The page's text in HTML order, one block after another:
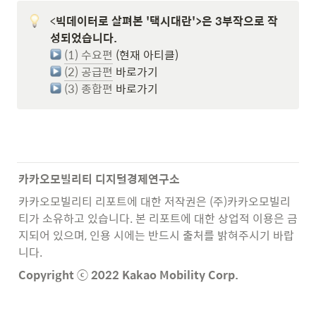
<빅데이터로 살펴본 '택시대란'>은 3부작으로 작
(1) 수요편
(2) 공급편
(3) 종합편 바로가기
카카오모빌리티 디지털경제연구소
카카오모빌리티 리포트에 대한 저작권은 (주)카카오모빌리
티가 소유하고 있습니다. 본 리포트에 대한 상업적 이용은 금
지되어 있으며, 인용 시에는 반드시 출처를 밝혀주시기 바랍
니다.
Copyright ⓒ 2022 Kakao Mobility Corp.